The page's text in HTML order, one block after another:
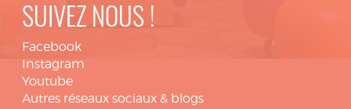
SUIVEZ NOUS !
Facebook
Instagram
Youtube
Autres réseaux sociaux & blogs